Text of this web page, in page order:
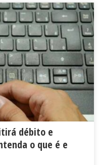
débito e
o que é e